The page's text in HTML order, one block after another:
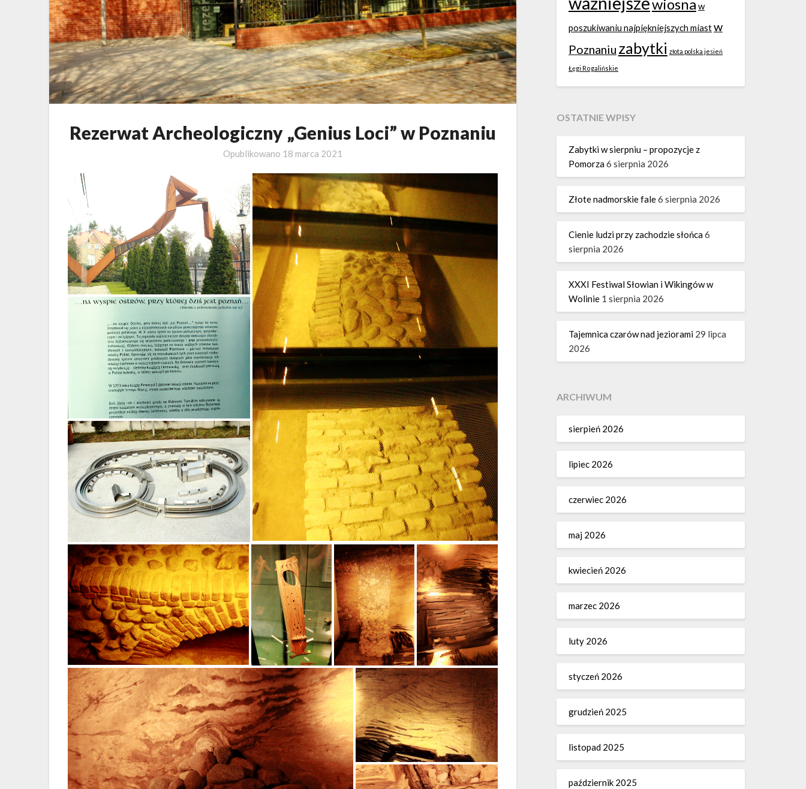
Rezerwat Archeologiczny „Genius Loci” w Poznaniu
Opublikowano 18 marca 2021
wiosna w
poszukiwaniu najpiękniejszych miastw
Poznaniu zabytki złota polska jesień
Łęgi Rogalińskie
OSTATNIE WPISY
Zabytki w sierpniu – propozycje z
Pomorza6 sierpnia 2026
Złote nadmorskie fale6 sierpnia 2026
Cienie ludzi przy zachodzie słońca6
sierpnia 2026
XXXI Festiwal Słowian i Wikingów w
Wolinie 1 sierpnia 2026
Tajemnica czarów nad jeziorami 29 lipca
2026
ARCHIWUM
sierpień 2026
lipiec 2026
czerwiec 2026
maj 2026
kwiecień 2026
marzec 2026
luty 2026
styczeń 2026
grudzień 2025
listopad 2025
październik 2025